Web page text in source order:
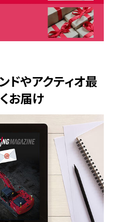
ドやアクティオ最
お届け